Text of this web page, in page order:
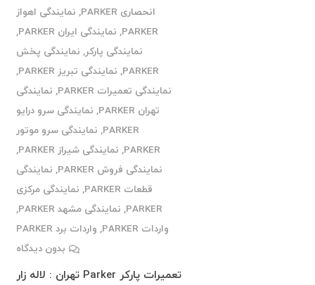
انحصاری PARKER
, نمایندگی اهواز
PARKER
, نمایندگی ایران PARKER
,
نمایندگی پارکر, نمایندگی پخش
PARKER
, نمایندگی تبریز PARKER
,
نمایندگی تعمیرات PARKER
, نمایندگی
تهران PARKER
, نمایندگی سرو درایو
PARKER
, نمایندگی سرو موتور
PARKER
, نمایندگی شیراز PARKER
,
نمایندگی فروش PARKER
, نمایندگی
قطعات PARKER
, نمایندگی مرکزی
PARKER
, نمایندگی مشهد PARKER
,
واردات PARKER
, واردات برد PARKER
بدون دیدگاه
تعمیرات پارکر Parker تهران : لاله زار